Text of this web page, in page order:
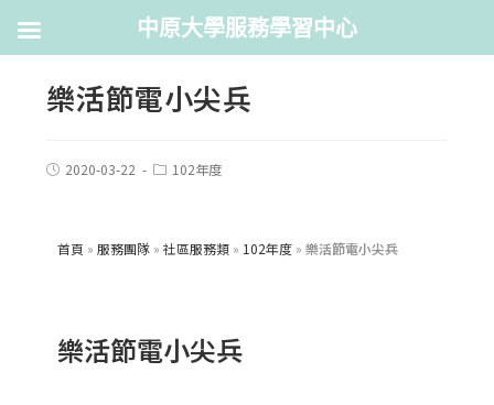
樂活節電小尖兵
2020-03-22 102年度
首頁 »服務團隊 »社區服務類 » 102年度 »樂活節電小尖兵
樂活節電小尖兵
中原大學服務學習中心